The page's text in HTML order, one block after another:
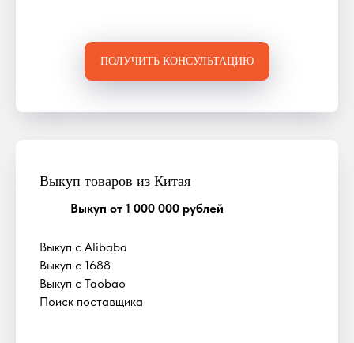
ПОЛУЧИТЬ КОНСУЛЬТАЦИЮ
Выкуп товаров из Китая
Выкуп от 1 000 000 рублей
Выкуп с Alibaba
Выкуп с 1688
Выкуп с Taobao
Поиск поставщика